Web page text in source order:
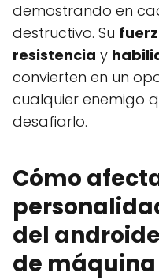
demostrando en
destructivo. Su
resistencia y
convierten en un
cualquier enemigo
desafiarlo.
Cómo
del
de